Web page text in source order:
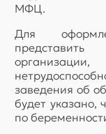
МФЦ.
Для
заведения об
будет указано,
по